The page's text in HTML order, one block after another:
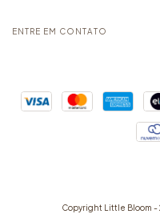
ENTRE EM CONTATO
Copyright Little Bloom -